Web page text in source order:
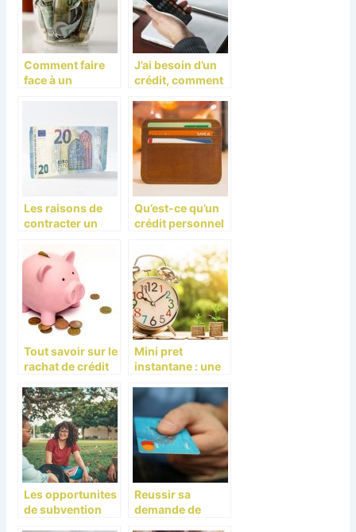
Comment faire
face à un
J’ai besoin d’un
crédit, comment
Les raisons de
contracter un
Qu’est-ce qu’un
crédit personnel
Tout savoir sur le
rachat de crédit
Mini pret
instantane : une
depanner une
situation
d’urgence
Les opportunites
de subvention
Reussir sa
demande de